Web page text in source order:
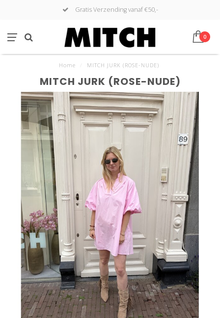
Gratis Verzending vanaf €50,-
0
Home MITCH JURK (ROSE-NUDE)
MITCH JURK (ROSE-NUDE)